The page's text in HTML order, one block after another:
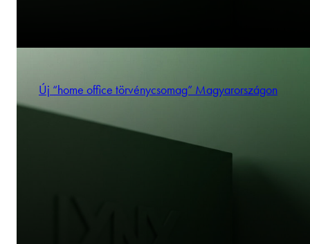
Új “home office törvénycsomag” Magyarországon